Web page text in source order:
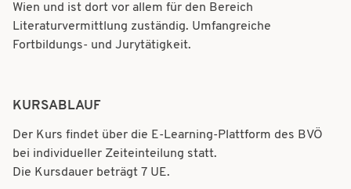
Wien und ist dort vor allem für den Bereich
Literaturvermittlung zuständig. Umfangreiche
Fortbildungs- und Jurytätigkeit.
KURSABLAUF
Der Kurs findet über die E-Learning-Plattform des BVÖ
bei individueller Zeiteinteilung statt.
Die Kursdauer beträgt 7 UE.